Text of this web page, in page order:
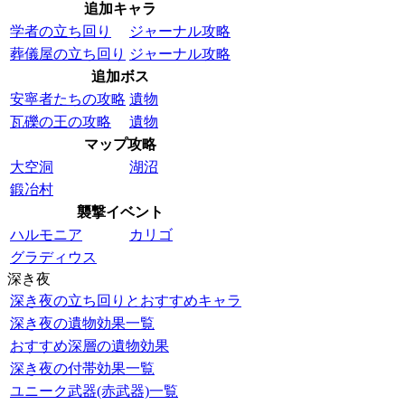
追加キャラ
学者の立ち回り
ジャーナル攻略
葬儀屋の立ち回り ジャーナル攻略
追加ボス
安寧者たちの攻略 遺物
瓦礫の王の攻略
遺物
マップ攻略
大空洞
湖沼
鍛冶村
襲撃イベント
ハルモニア
カリゴ
グラディウス
深き夜
深き夜の立ち回りとおすすめキャラ
深き夜の遺物効果一覧
おすすめ深層の遺物効果
深き夜の付帯効果一覧
ユニーク武器(赤武器)一覧